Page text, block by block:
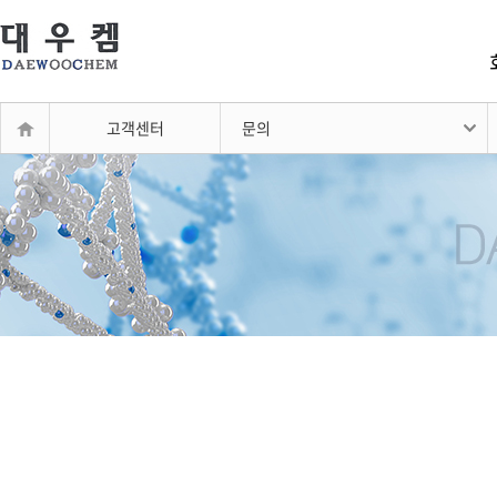
고객센터 문의